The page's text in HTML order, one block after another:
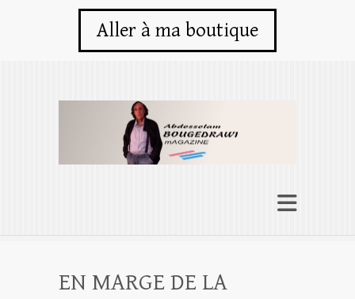
Aller à ma boutique
EN MARGE DE LA